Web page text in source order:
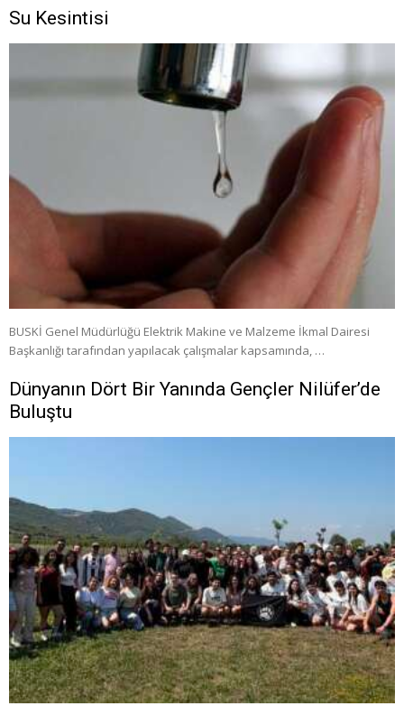
Su Kesintisi
BUSKİ Genel Müdürlüğü Elektrik Makine ve Malzeme İkmal Dairesi
Başkanlığı tarafından yapılacak çalışmalar kapsamında, …
Dünyanın Dört Bir Yanında Gençler Nilüfer’de
Buluştu